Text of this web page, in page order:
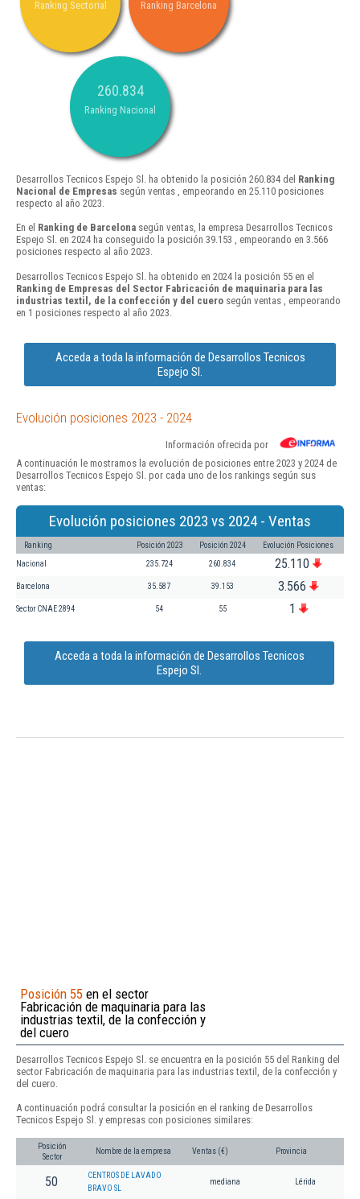
Ranking Sectorial Ranking Barcelona
260.834
Ranking Nacional
Desarrollos Tecnicos Espejo Sl. ha obtenido la posición 260.834 del Ranking
Nacional de Empresas según ventas , empeorando en 25.110 posiciones
respecto al año 2023.
En el Ranking de Barcelona según ventas, la empresa Desarrollos Tecnicos
Espejo Sl. en 2024 ha conseguido la posición 39.153 , empeorando en 3.566
posiciones respecto al año 2023.
Desarrollos Tecnicos Espejo Sl. ha obtenido en 2024 la posición 55 en el
Ranking de Empresas del Sector Fabricación de maquinaria para las
industrias textil, de la confección y del cuero según ventas , empeorando
en 1 posiciones respecto al año 2023.
Acceda a toda la información de Desarrollos Tecnicos
Espejo Sl.
Evolución posiciones 2023 - 2024
Información ofrecida por
A continuación le mostramos la evolución de posiciones entre 2023 y 2024 de
Desarrollos Tecnicos Espejo Sl. por cada uno de los rankings según sus
ventas:
Evolución posiciones 2023 vs 2024 - Ventas
Ranking Posición 2023 Posición 2024 Evolución Posiciones
Nacional 235.724 260.834 25.110
Barcelona 35.587 39.153 3.566
Sector CNAE 2894 54 55 1
Acceda a toda la información de Desarrollos Tecnicos
Espejo Sl.
Posición 55 en el sector
Fabricación de maquinaria para las
industrias textil, de la confección y
del cuero
Desarrollos Tecnicos Espejo Sl. se encuentra en la posición 55 del Ranking del
sector Fabricación de maquinaria para las industrias textil, de la confección y
del cuero.
A continuación podrá consultar la posición en el ranking de Desarrollos
Tecnicos Espejo Sl. y empresas con posiciones similares:
Posición
Sector
Nombre de la empresa Ventas (€) Provincia
50
CENTROS DE LAVADO
BRAVO SL
mediana Lérida